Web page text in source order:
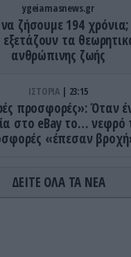
ygeiamasnews.gr
ζήσουμε 194
τα
ανθρώπινης ζωής
ΙΣΤΟΡΙΑ 23:15
προσφορές»: Όταν
στο eBay το… νεφρό
«έπεσαν
ΚΟΣΜΟΣ 23:11
κληρονομιάς
ΔΕΙΤΕ ΟΛΑ ΤΑ ΝΕΑ